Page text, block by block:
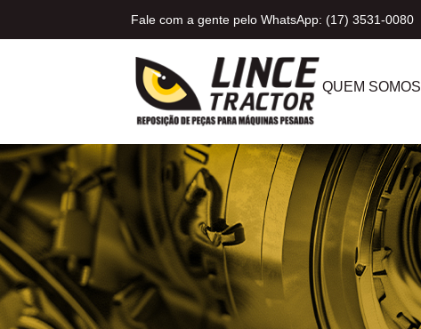
Fale com a gente pelo WhatsApp: (17) 3531-0080
QUEM SOMOS